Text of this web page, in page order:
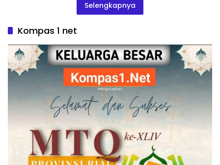
Selengkapnya
Kompas 1 net